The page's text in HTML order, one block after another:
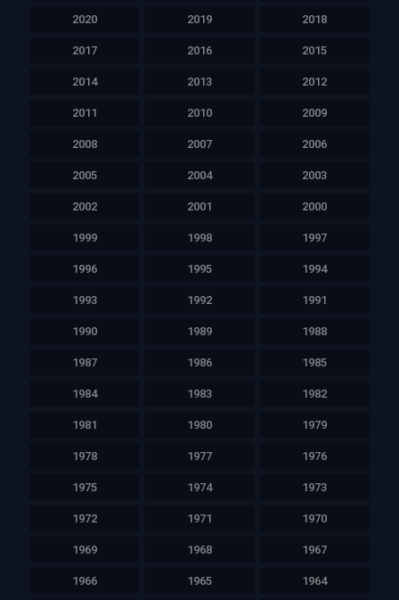
2020 2019 2018
2017 2016 2015
2014 2013 2012
2011 2010 2009
2008 2007 2006
2005 2004 2003
2002 2001 2000
1999 1998 1997
1996 1995 1994
1993 1992 1991
1990 1989 1988
1987 1986 1985
1984 1983 1982
1981 1980 1979
1978 1977 1976
1975 1974 1973
1972 1971 1970
1969 1968 1967
1966 1965 1964